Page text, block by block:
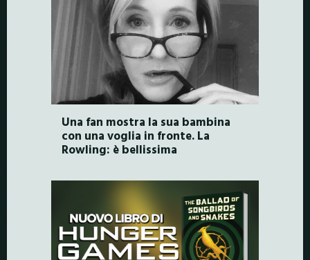
Una fan mostra la sua bambina
con una voglia in fronte. La
Rowling: è bellissima